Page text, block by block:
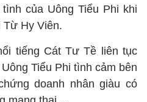
của Uông Tiểu Phi khi
Từ Hy Viên.
tiếng Cát Tư Tề liên tục
Tiểu Phi tình cảm bên
doanh nhân giàu có